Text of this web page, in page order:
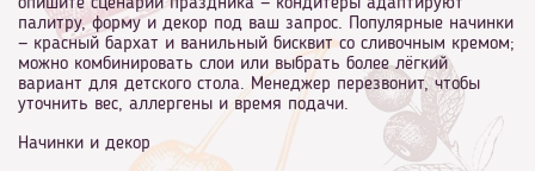
палитру, форму и декор под ваш запрос. Популярные начинки
— красный бархат и ванильный бисквит со сливочным кремом;
можно комбинировать слои или выбрать более лёгкий
вариант для детского стола. Менеджер перезвонит, чтобы
уточнить вес, аллергены и время подачи.
Начинки и декор